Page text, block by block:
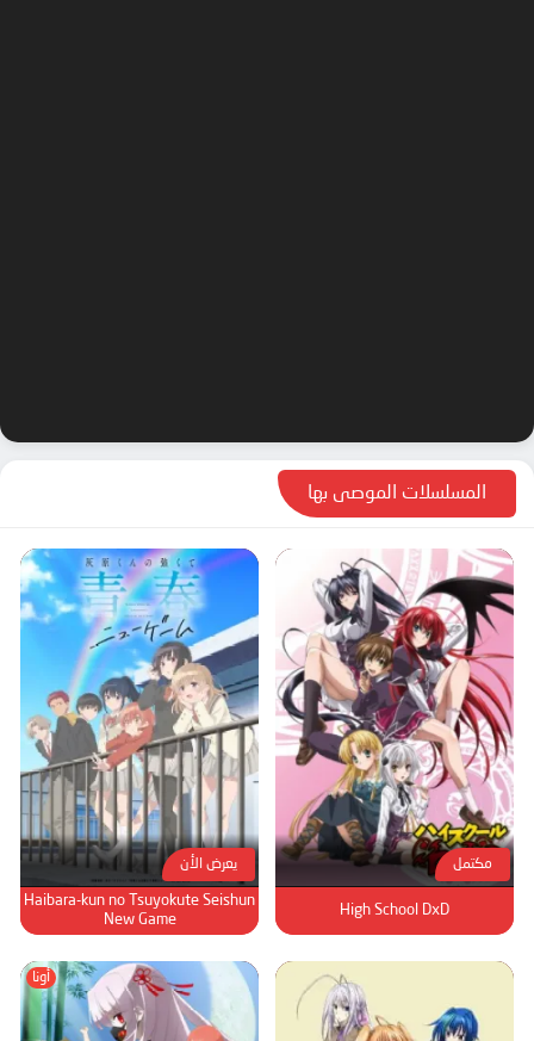
المسلسلات الموصى بها
مكتمل
High School DxD
يعرض الأن
Haibara-kun no Tsuyokute Seishun
New Game
أونا